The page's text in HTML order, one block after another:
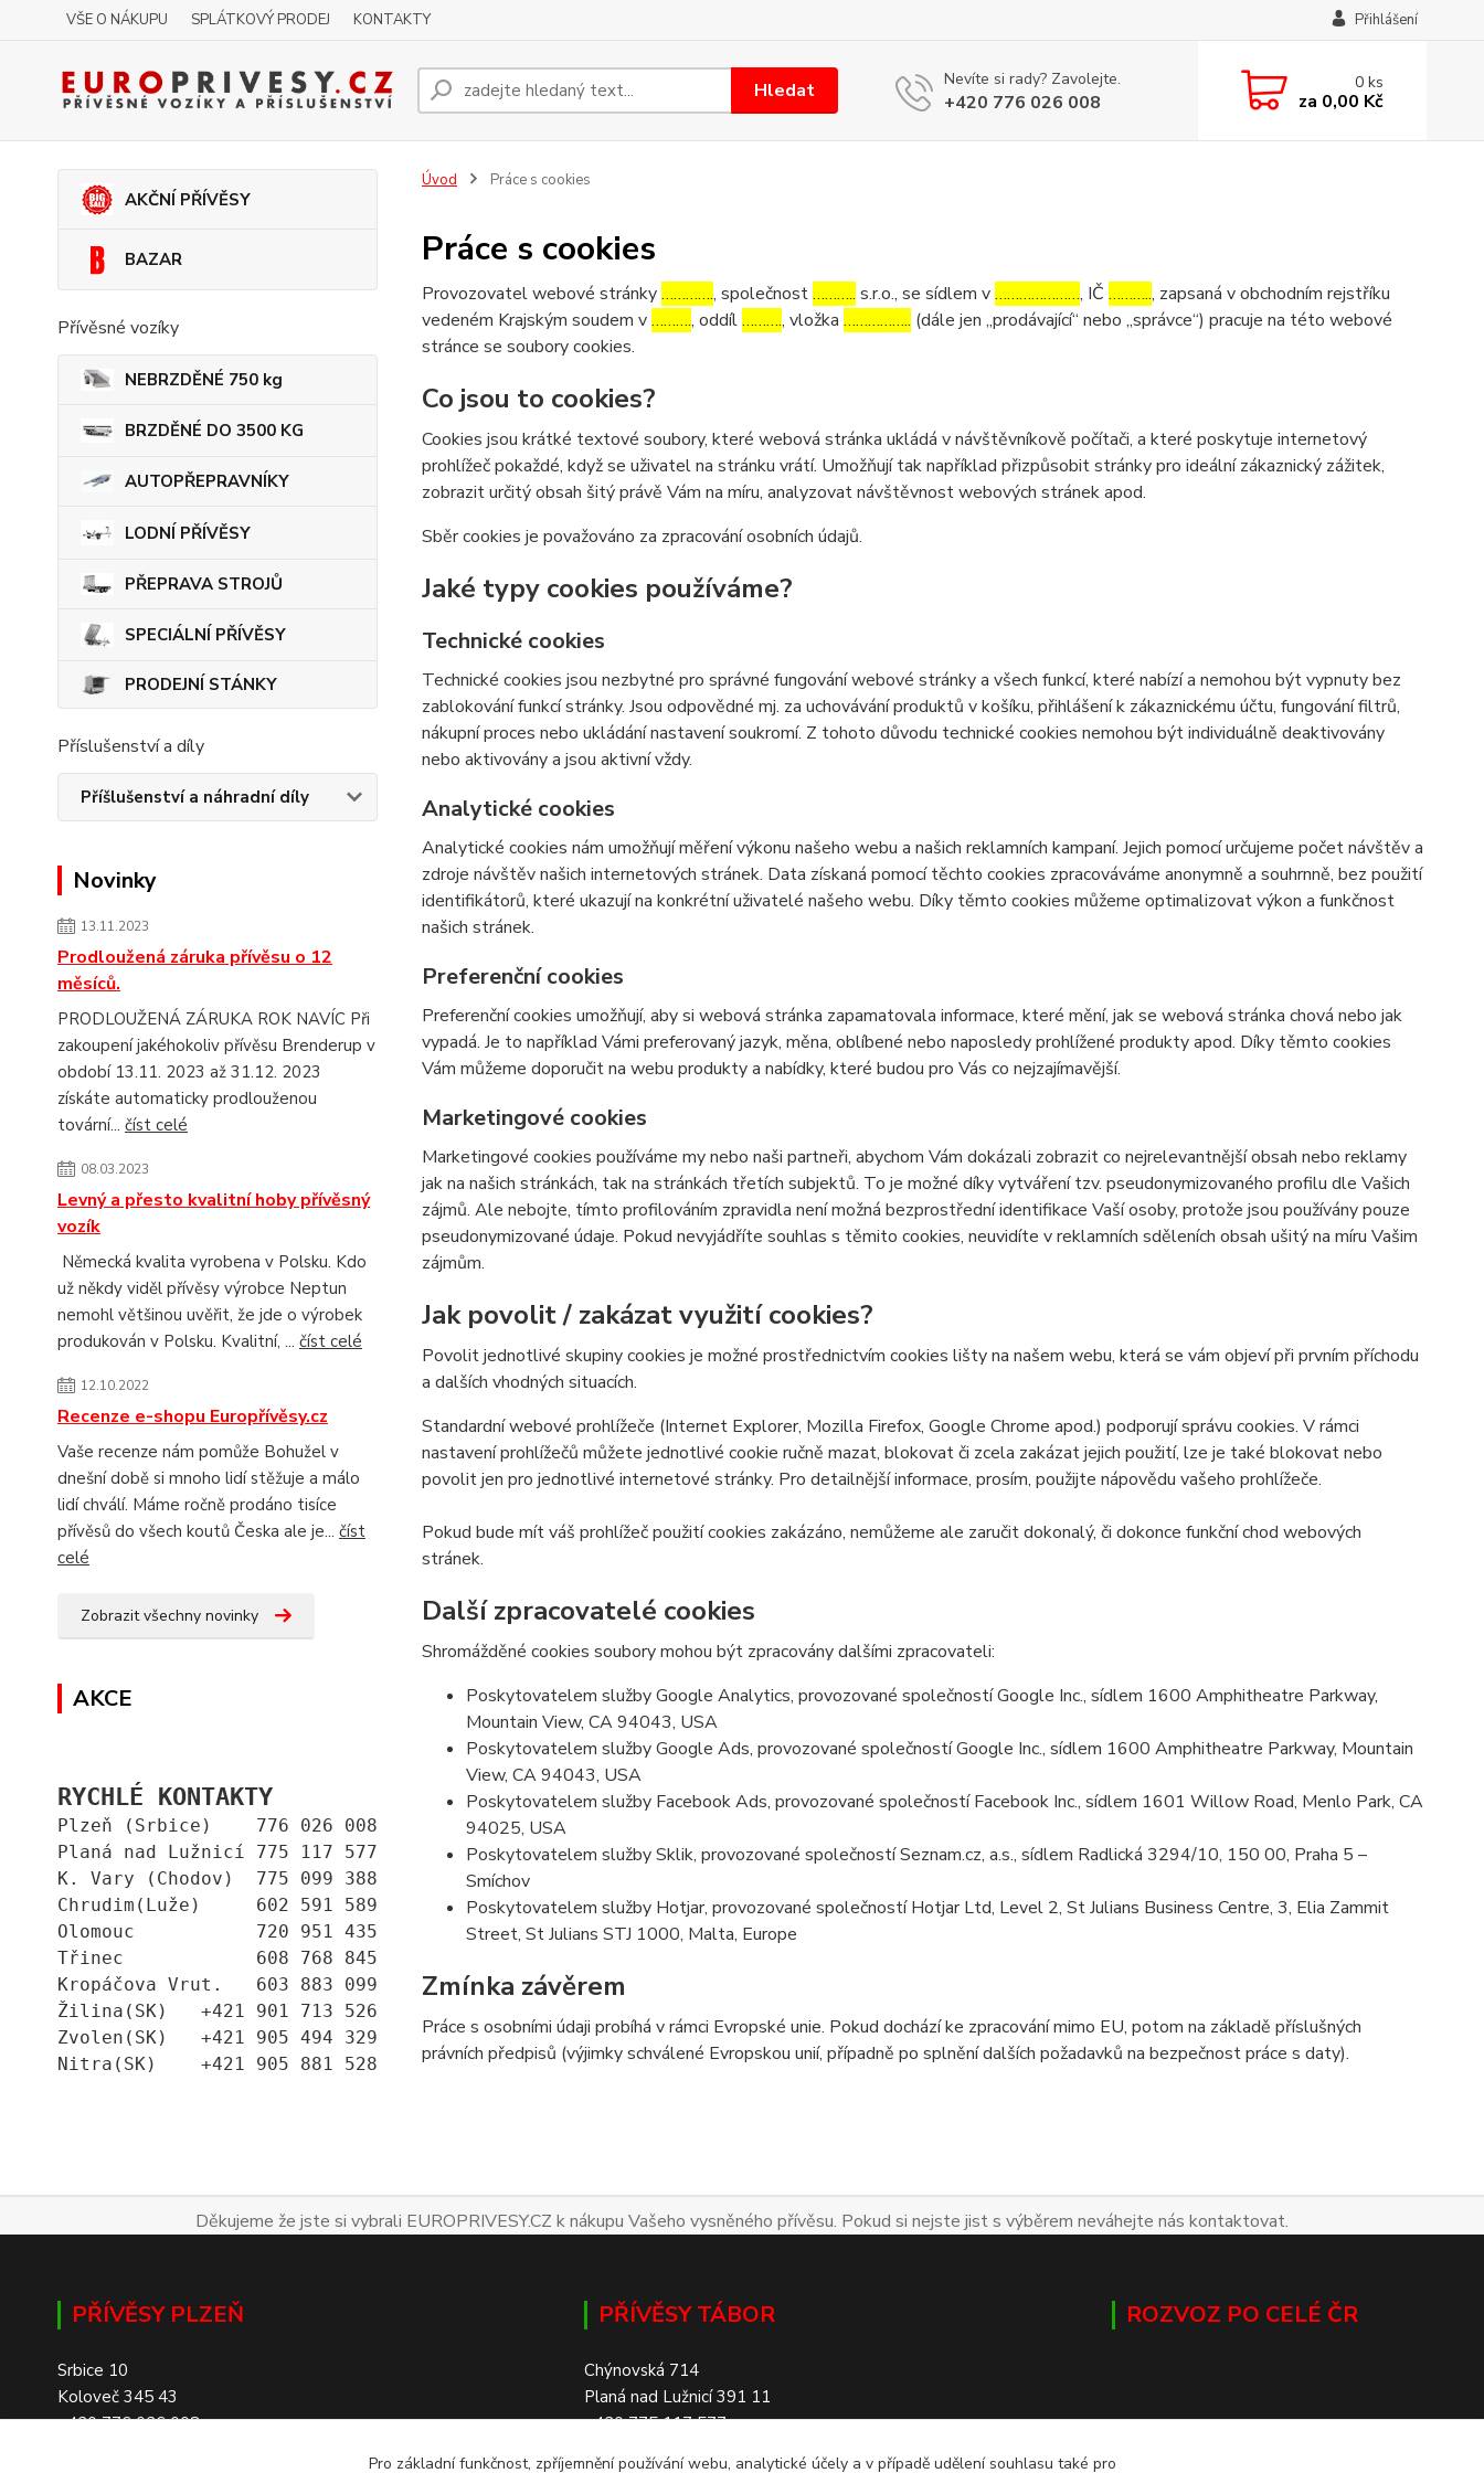
VŠE O NÁKUPU SPLÁTKOVÝ PRODEJ KONTAKTY Přihlášení
Hledat Nevíte si rady? Zavolejte.
+420 776 026 008
0ks
za 0,00 Kč
AKČNÍ PŘÍVĚSY
BAZAR
Přívěsné vozíky
NEBRZDĚNÉ 750 kg
BRZDĚNÉ DO 3500 KG
AUTOPŘEPRAVNÍKY
LODNÍ PŘÍVĚSY
PŘEPRAVA STROJŮ
SPECIÁLNÍ PŘÍVĚSY
PRODEJNÍ STÁNKY
Příslušenství a díly
Příšlušenství a náhradní díly
Novinky
13.11.2023
Prodloužená záruka přívěsu o 12
měsíců.
PRODLOUŽENÁ ZÁRUKA ROK NAVÍC Při
zakoupení jakéhokoliv přívěsu Brenderup v
období 13.11. 2023 až 31.12. 2023
získáte automaticky prodlouženou
tovární... číst celé
08.03.2023
Levný a přesto kvalitní hoby přívěsný
vozík
Německá kvalita vyrobena v Polsku. Kdo
už někdy viděl přívěsy výrobce Neptun
nemohl většinou uvěřit, že jde o výrobek
produkován v Polsku. Kvalitní, ... číst celé
12.10.2022
Recenze e-shopu Europřívěsy.cz
Vaše recenze nám pomůže Bohužel v
dnešní době si mnoho lidí stěžuje a málo
lidí chválí. Máme ročně prodáno tisíce
přívěsů do všech koutů Česka ale je... číst
celé
Zobrazit všechny novinky
AKCE
RYCHLÉ KONTAKTY
Plzeň (Srbice)    776 026 008
Planá nad Lužnicí 775 117 577
K. Vary (Chodov)  775 099 388
Chrudim(Luže)     602 591 589
Olomouc           720 951 435
Třinec            608 768 845
Kropáčova Vrut.   603 883 099
Žilina(SK)   +421 901 713 526
Zvolen(SK)   +421 905 494 329
Nitra(SK)    +421 905 881 528
Úvod Práce s cookies
Práce s cookies
Provozovatel webové stránky…………., společnost……….. s.r.o., se sídlem v…………………, IČ ……….., zapsaná v obchodním rejstříku
vedeném Krajským soudem v………., oddíl………., vložka …………….. (dále jen „prodávající“ nebo „správce“) pracuje na této webové
stránce se soubory cookies.
Co jsou to cookies?
Cookies jsou krátké textové soubory, které webová stránka ukládá v návštěvníkově počítači, a které poskytuje internetový
prohlížeč pokaždé, když se uživatel na stránku vrátí. Umožňují tak například přizpůsobit stránky pro ideální zákaznický zážitek,
zobrazit určitý obsah šitý právě Vám na míru, analyzovat návštěvnost webových stránek apod.
Sběr cookies je považováno za zpracování osobních údajů.
Jaké typy cookies používáme?
Technické cookies
Technické cookies jsou nezbytné pro správné fungování webové stránky a všech funkcí, které nabízí a nemohou být vypnuty bez
zablokování funkcí stránky. Jsou odpovědné mj. za uchovávání produktů v košíku, přihlášení k zákaznickému účtu, fungování filtrů,
nákupní proces nebo ukládání nastavení soukromí. Z tohoto důvodu technické cookies nemohou být individuálně deaktivovány
nebo aktivovány a jsou aktivní vždy.
Analytické cookies
Analytické cookies nám umožňují měření výkonu našeho webu a našich reklamních kampaní. Jejich pomocí určujeme počet návštěv a
zdroje návštěv našich internetových stránek. Data získaná pomocí těchto cookies zpracováváme anonymně a souhrnně, bez použití
identifikátorů, které ukazují na konkrétní uživatelé našeho webu. Díky těmto cookies můžeme optimalizovat výkon a funkčnost
našich stránek.
Preferenční cookies
Preferenční cookies umožňují, aby si webová stránka zapamatovala informace, které mění, jak se webová stránka chová nebo jak
vypadá. Je to například Vámi preferovaný jazyk, měna, oblíbené nebo naposledy prohlížené produkty apod. Díky těmto cookies
Vám můžeme doporučit na webu produkty a nabídky, které budou pro Vás co nejzajímavější.
Marketingové cookies
Marketingové cookies používáme my nebo naši partneři, abychom Vám dokázali zobrazit co nejrelevantnější obsah nebo reklamy
jak na našich stránkách, tak na stránkách třetích subjektů. To je možné díky vytváření tzv. pseudonymizovaného profilu dle Vašich
zájmů. Ale nebojte, tímto profilováním zpravidla není možná bezprostřední identifikace Vaší osoby, protože jsou používány pouze
pseudonymizované údaje. Pokud nevyjádříte souhlas s těmito cookies, neuvidíte v reklamních sděleních obsah ušitý na míru Vašim
zájmům.
Jak povolit / zakázat využití cookies?
Povolit jednotlivé skupiny cookies je možné prostřednictvím cookies lišty na našem webu, která se vám objeví při prvním příchodu
a dalších vhodných situacích.
Standardní webové prohlížeče (Internet Explorer, Mozilla Firefox, Google Chrome apod.) podporují správu cookies. V rámci
nastavení prohlížečů můžete jednotlivé cookie ručně mazat, blokovat či zcela zakázat jejich použití, lze je také blokovat nebo
povolit jen pro jednotlivé internetové stránky. Pro detailnější informace, prosím, použijte nápovědu vašeho prohlížeče.
Pokud bude mít váš prohlížeč použití cookies zakázáno, nemůžeme ale zaručit dokonalý, či dokonce funkční chod webových
stránek.
Další zpracovatelé cookies
Shromážděné cookies soubory mohou být zpracovány dalšími zpracovateli:
Poskytovatelem služby Google Analytics, provozované společností Google Inc., sídlem 1600 Amphitheatre Parkway,
Mountain View, CA 94043, USA
Poskytovatelem služby Google Ads, provozované společností Google Inc., sídlem 1600 Amphitheatre Parkway, Mountain
View, CA 94043, USA
Poskytovatelem služby Facebook Ads, provozované společností Facebook Inc., sídlem 1601 Willow Road, Menlo Park, CA
94025, USA
Poskytovatelem služby Sklik, provozované společností Seznam.cz, a.s., sídlem Radlická 3294/10, 150 00, Praha 5 –
Smíchov
Poskytovatelem služby Hotjar, provozované společností Hotjar Ltd, Level 2, St Julians Business Centre, 3, Elia Zammit
Street, St Julians STJ 1000, Malta, Europe
Zmínka závěrem
Práce s osobními údaji probíhá v rámci Evropské unie. Pokud dochází ke zpracování mimo EU, potom na základě příslušných
právních předpisů (výjimky schválené Evropskou unií, případně po splnění dalších požadavků na bezpečnost práce s daty).
Děkujeme že jste si vybrali EUROPRIVESY.CZ k nákupu Vašeho vysněného přívěsu. Pokud si nejste jist s výběrem neváhejte nás kontaktovat.
PŘÍVĚSY PLZEŇ
Srbice 10
Koloveč 345 43
+420 776 026 008
PŘÍVĚSY TÁBOR
Chýnovská 714
Planá nad Lužnicí 391 11
+420 775 117 577
ROZVOZ PO CELÉ ČR
Pro základní funkčnost, zpříjemnění používání webu, analytické účely a v případě udělení souhlasu také pro